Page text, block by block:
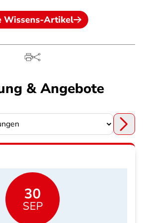
Wissens-Artikel
& Angebote
30
SEP